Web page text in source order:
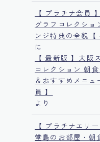
【 プラチナ会員
グラフコレクショ
ンジ特典の全貌【
に
【 最新版 】大阪
コレクション 朝
＆おすすめメニ
員 】
より
【 プラチナエリ
堂島のお部屋・朝